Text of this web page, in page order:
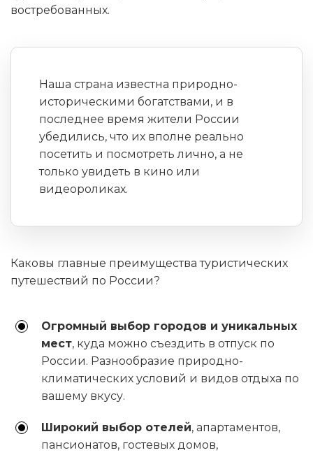
востребованных.
Наша страна известна природно-
историческими богатствами, и в
последнее время жители России
убедились, что их вполне реально
посетить и посмотреть лично, а не
только увидеть в кино или
видеороликах.
Каковы главные преимущества туристических
путешествий по России?
Огромный выбор городов и уникальных
мест, куда можно съездить в отпуск по
России. Разнообразие природно-
климатических условий и видов отдыха по
вашему вкусу.
Широкий выбор отелей, апартаментов,
пансионатов, гостевых домов,